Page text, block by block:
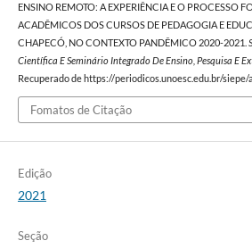
ENSINO REMOTO: A EXPERIÊNCIA E O PROCESSO
ACADÊMICOS DOS CURSOS DE PEDAGOGIA E
CHAPECÓ, NO CONTEXTO PANDÊMICO 2020-2021.
Científica E Seminário Integrado De Ensino, Pesquisa E
Recuperado de https://periodicos.unoesc.edu.br/
Fomatos de Citação
Edição
2021
Seção